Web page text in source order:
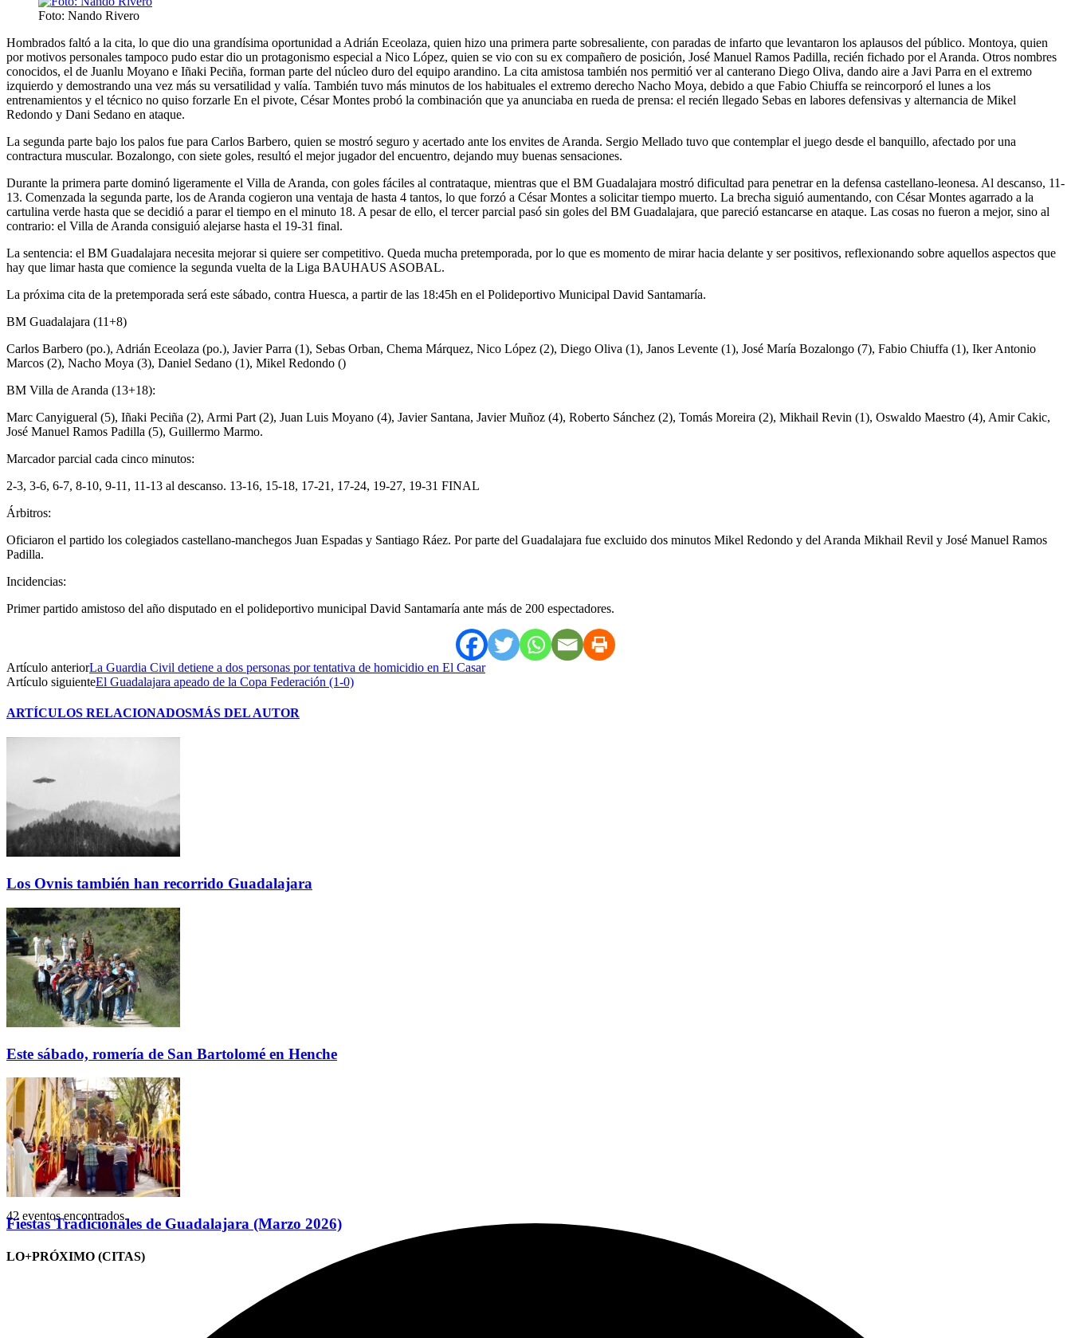
Foto: Nando Rivero
Hombrados faltó a la cita, lo que dio una grandísima oportunidad a Adrián Eceolaza, quien hizo una primera parte sobresaliente, con paradas de infarto que levantaron los aplausos del público. Montoya, quien
por motivos personales tampoco pudo estar dio un protagonismo especial a Nico López, quien se vio con su ex compañero de posición, José Manuel Ramos Padilla, recién fichado por el Aranda. Otros nombres
conocidos, el de Juanlu Moyano e Iñaki Peciña, forman parte del núcleo duro del equipo arandino. La cita amistosa también nos permitió ver al canterano Diego Oliva, dando aire a Javi Parra en el extremo
izquierdo y demostrando una vez más su versatilidad y valía. También tuvo más minutos de los habituales el extremo derecho Nacho Moya, debido a que Fabio Chiuffa se reincorporó el lunes a los
entrenamientos y el técnico no quiso forzarle En el pivote, César Montes probó la combinación que ya anunciaba en rueda de prensa: el recién llegado Sebas en labores defensivas y alternancia de Mikel
Redondo y Dani Sedano en ataque.
La segunda parte bajo los palos fue para Carlos Barbero, quien se mostró seguro y acertado ante los envites de Aranda. Sergio Mellado tuvo que contemplar el juego desde el banquillo, afectado por una
contractura muscular. Bozalongo, con siete goles, resultó el mejor jugador del encuentro, dejando muy buenas sensaciones.
Durante la primera parte dominó ligeramente el Villa de Aranda, con goles fáciles al contrataque, mientras que el BM Guadalajara mostró dificultad para penetrar en la defensa castellano-leonesa. Al descanso, 11-
13. Comenzada la segunda parte, los de Aranda cogieron una ventaja de hasta 4 tantos, lo que forzó a César Montes a solicitar tiempo muerto. La brecha siguió aumentando, con César Montes agarrado a la
cartulina verde hasta que se decidió a parar el tiempo en el minuto 18. A pesar de ello, el tercer parcial pasó sin goles del BM Guadalajara, que pareció estancarse en ataque. Las cosas no fueron a mejor, sino al
contrario: el Villa de Aranda consiguió alejarse hasta el 19-31 final.
La sentencia: el BM Guadalajara necesita mejorar si quiere ser competitivo. Queda mucha pretemporada, por lo que es momento de mirar hacia delante y ser positivos, reflexionando sobre aquellos aspectos que
hay que limar hasta que comience la segunda vuelta de la Liga BAUHAUS ASOBAL.
La próxima cita de la pretemporada será este sábado, contra Huesca, a partir de las 18:45h en el Polideportivo Municipal David Santamaría.
BM Guadalajara (11+8)
Carlos Barbero (po.), Adrián Eceolaza (po.), Javier Parra (1), Sebas Orban, Chema Márquez, Nico López (2), Diego Oliva (1), Janos Levente (1), José María Bozalongo (7), Fabio Chiuffa (1), Iker Antonio
Marcos (2), Nacho Moya (3), Daniel Sedano (1), Mikel Redondo ()
BM Villa de Aranda (13+18):
Marc Canyigueral (5), Iñaki Peciña (2), Armi Part (2), Juan Luis Moyano (4), Javier Santana, Javier Muñoz (4), Roberto Sánchez (2), Tomás Moreira (2), Mikhail Revin (1), Oswaldo Maestro (4), Amir Cakic,
José Manuel Ramos Padilla (5), Guillermo Marmo.
Marcador parcial cada cinco minutos:
2-3, 3-6, 6-7, 8-10, 9-11, 11-13 al descanso. 13-16, 15-18, 17-21, 17-24, 19-27, 19-31 FINAL
Árbitros:
Oficiaron el partido los colegiados castellano-manchegos Juan Espadas y Santiago Ráez. Por parte del Guadalajara fue excluido dos minutos Mikel Redondo y del Aranda Mikhail Revil y José Manuel Ramos
Padilla.
Incidencias:
Primer partido amistoso del año disputado en el polideportivo municipal David Santamaría ante más de 200 espectadores.
Artículo anteriorLa Guardia Civil detiene a dos personas por tentativa de homicidio en El Casar
Artículo siguienteEl Guadalajara apeado de la Copa Federación (1-0)
ARTÍCULOS RELACIONADOSMÁS DEL AUTOR
Los Ovnis también han recorrido Guadalajara
Este sábado, romería de San Bartolomé en Henche
Fiestas Tradicionales de Guadalajara (Marzo 2026)
LO+PRÓXIMO (CITAS)
42 eventos encontrados.